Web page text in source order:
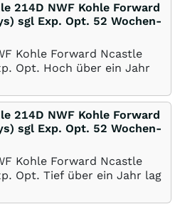
214D NWF Kohle Forward
sgl Exp. Opt. 52 Wochen-
Kohle Forward Ncastle
Opt. Hoch über ein Jahr
214D NWF Kohle Forward
sgl Exp. Opt. 52 Wochen-
Kohle Forward Ncastle
Opt. Tief über ein Jahr lag